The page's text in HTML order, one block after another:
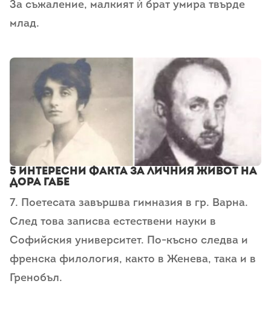
За съжаление, малкият ѝ брат умира твърде
млад.
5 Интересни факта за Личния живот на
Дора Габе
7. Поетесата завършва гимназия в гр. Варна.
След това записва естествени науки в
Софийския университет. По-късно следва и
френска филология, както в Женева, така и в
Гренобъл.